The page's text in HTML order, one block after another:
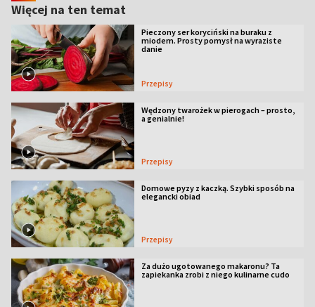
Więcej na ten temat
Pieczony ser koryciński na buraku z
miodem. Prosty pomysł na wyraziste
danie
Przepisy
Wędzony twarożek w pierogach – prosto,
a genialnie!
Przepisy
Domowe pyzy z kaczką. Szybki sposób na
elegancki obiad
Przepisy
Za dużo ugotowanego makaronu? Ta
zapiekanka zrobi z niego kulinarne cudo